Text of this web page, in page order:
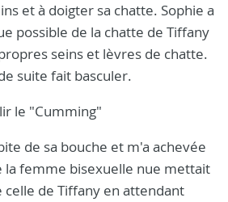
et à doigter sa chatte. Sophie a
possible de la chatte de Tiffany
seins et lèvres de chatte.
suite fait basculer.
le "Cumming"
de sa bouche et m'a achevée
la femme bisexuelle nue mettait
celle de Tiffany en attendant